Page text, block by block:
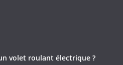
volet roulant électrique ?